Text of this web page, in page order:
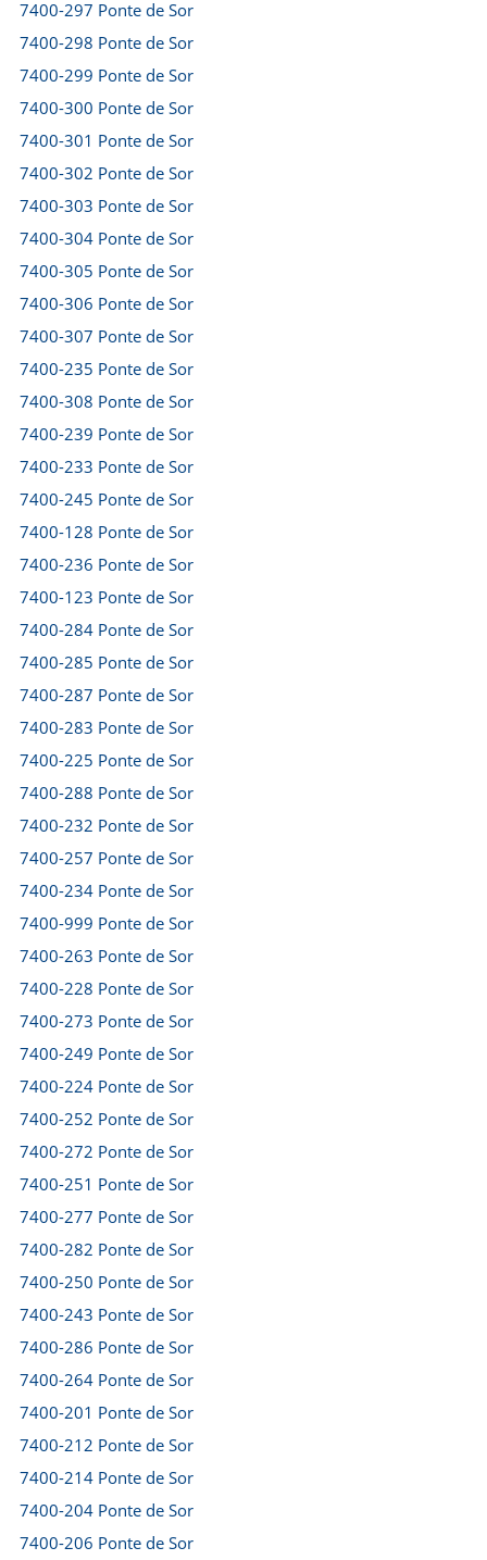
7400-297 Ponte de Sor
7400-298 Ponte de Sor
7400-299 Ponte de Sor
7400-300 Ponte de Sor
7400-301 Ponte de Sor
7400-302 Ponte de Sor
7400-303 Ponte de Sor
7400-304 Ponte de Sor
7400-305 Ponte de Sor
7400-306 Ponte de Sor
7400-307 Ponte de Sor
7400-235 Ponte de Sor
7400-308 Ponte de Sor
7400-239 Ponte de Sor
7400-233 Ponte de Sor
7400-245 Ponte de Sor
7400-128 Ponte de Sor
7400-236 Ponte de Sor
7400-123 Ponte de Sor
7400-284 Ponte de Sor
7400-285 Ponte de Sor
7400-287 Ponte de Sor
7400-283 Ponte de Sor
7400-225 Ponte de Sor
7400-288 Ponte de Sor
7400-232 Ponte de Sor
7400-257 Ponte de Sor
7400-234 Ponte de Sor
7400-999 Ponte de Sor
7400-263 Ponte de Sor
7400-228 Ponte de Sor
7400-273 Ponte de Sor
7400-249 Ponte de Sor
7400-224 Ponte de Sor
7400-252 Ponte de Sor
7400-272 Ponte de Sor
7400-251 Ponte de Sor
7400-277 Ponte de Sor
7400-282 Ponte de Sor
7400-250 Ponte de Sor
7400-243 Ponte de Sor
7400-286 Ponte de Sor
7400-264 Ponte de Sor
7400-201 Ponte de Sor
7400-212 Ponte de Sor
7400-214 Ponte de Sor
7400-204 Ponte de Sor
7400-206 Ponte de Sor